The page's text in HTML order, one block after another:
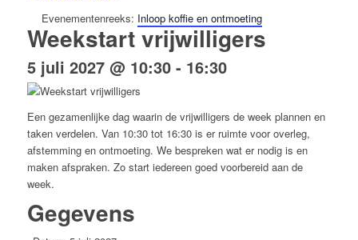
Evenementenreeks: Inloop koffie en ontmoeting
Weekstart vrijwilligers
5 juli 2027 @ 10:30- 16:30
Een gezamenlijke dag waarin de vrijwilligers de week plannen en
taken verdelen. Van 10:30 tot 16:30 is er ruimte voor overleg,
afstemming en ontmoeting. We bespreken wat er nodig is en
maken afspraken. Zo start iedereen goed voorbereid aan de
week.
Gegevens